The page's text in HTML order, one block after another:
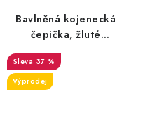
Bavlněná kojenecká
čepička, žluté
lemování
37 %
Výprodej